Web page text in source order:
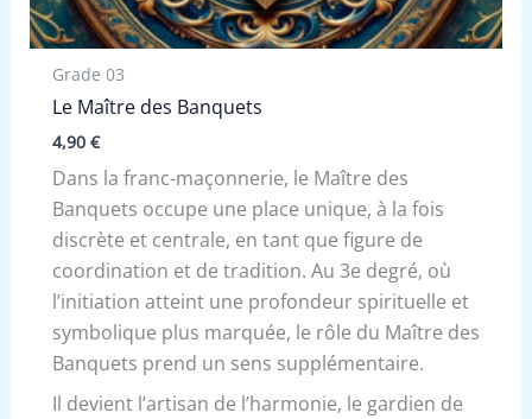
Grade 03
Le Maître des Banquets
4,90 €
Dans la franc-maçonnerie, le Maître des
Banquets occupe une place unique, à la fois
discrète et centrale, en tant que figure de
coordination et de tradition. Au 3e degré, où
l’initiation atteint une profondeur spirituelle et
symbolique plus marquée, le rôle du Maître des
Banquets prend un sens supplémentaire.
Il devient l’artisan de l’harmonie, le gardien de